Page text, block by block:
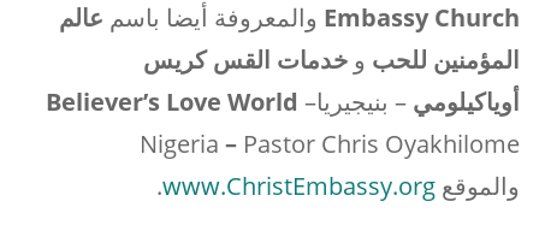
Embassy Church والمعروفة أيضا باسم عالم
المؤمنين للحب و خدمات القس كريس
أوياكيلومي – بنيجيريا Believer’s Love World –
Nigeria – Pastor Chris Oyakhilome
والموقع www.ChristEmbassy.org
.